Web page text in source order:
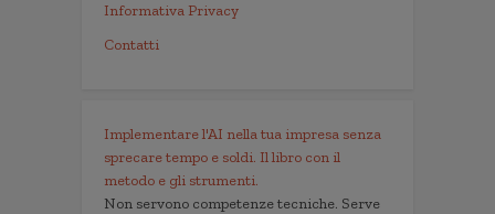
Informativa Privacy
Contatti
Implementare l'AI nella tua impresa senza
sprecare tempo e soldi. Il libro con il
metodo e gli strumenti.
Non servono competenze tecniche. Serve